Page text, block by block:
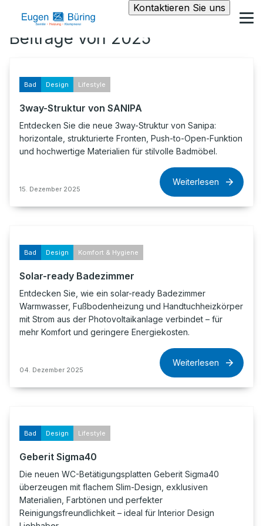
Kontaktieren Sie uns
Beiträge von 2025
Bad Design Lifestyle
3way-Struktur von SANIPA
Entdecken Sie die neue 3way-Struktur von Sanipa:
horizontale, strukturierte Fronten, Push-to-Open-Funktion
und hochwertige Materialien für stilvolle Badmöbel.
15. Dezember 2025
Weiterlesen
Bad Design Komfort & Hygiene
Solar-ready Badezimmer
Entdecken Sie, wie ein solar-ready Badezimmer
Warmwasser, Fußbodenheizung und Handtuchheizkörper
mit Strom aus der Photovoltaikanlage verbindet – für
mehr Komfort und geringere Energiekosten.
04. Dezember 2025
Weiterlesen
Bad Design Lifestyle
Geberit Sigma40
Die neuen WC-Betätigungsplatten Geberit Sigma40
überzeugen mit flachem Slim-Design, exklusiven
Materialien, Farbtönen und perfekter
Reinigungsfreundlichkeit – ideal für Interior Design